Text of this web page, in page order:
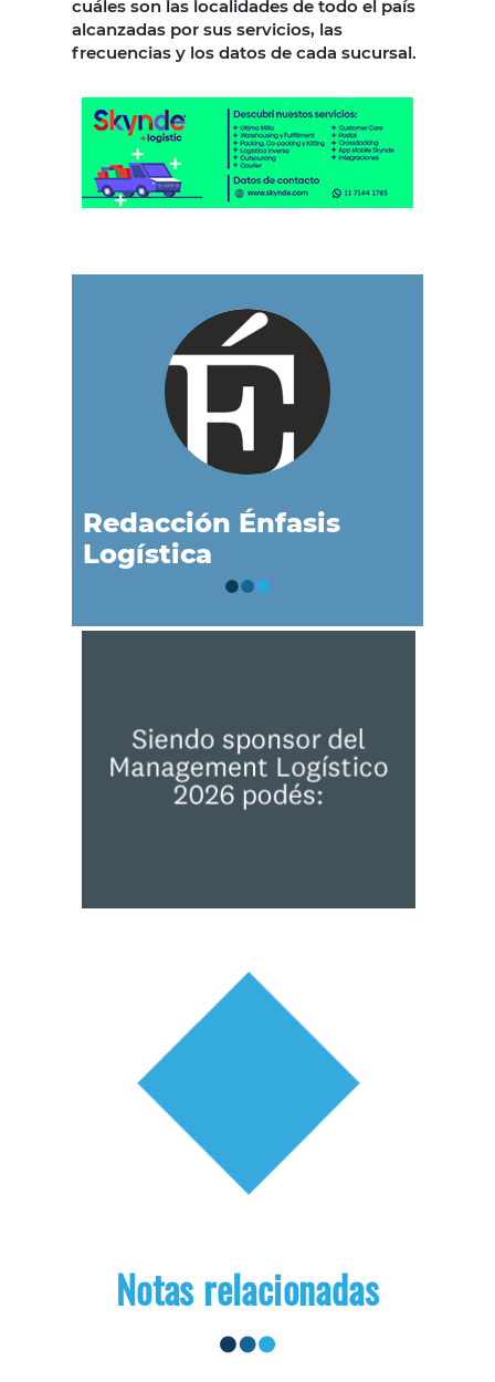
cuáles son las localidades de todo el país
alcanzadas por sus servicios, las
frecuencias y los datos de cada sucursal.
Redacción Énfasis
Logística
Notas relacionadas